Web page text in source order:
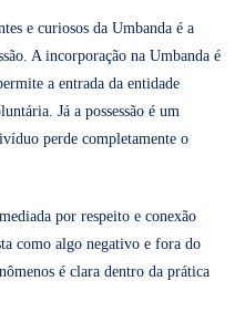
e curiosos da Umbanda é a
A incorporação na Umbanda é
a entrada da entidade
Já a possessão é um
perde completamente o
por respeito e conexão
como algo negativo e fora do
é clara dentro da prática